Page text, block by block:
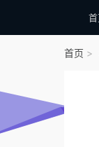
首页